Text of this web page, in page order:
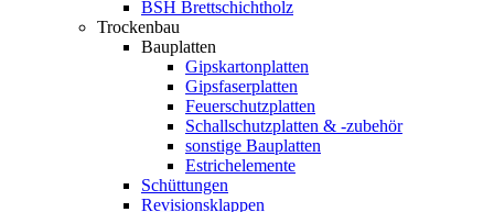
BSH Brettschichtholz
Trockenbau
Bauplatten
Gipskartonplatten
Gipsfaserplatten
Feuerschutzplatten
Schallschutzplatten & -zubehör
sonstige Bauplatten
Estrichelemente
Schüttungen
Revisionsklappen